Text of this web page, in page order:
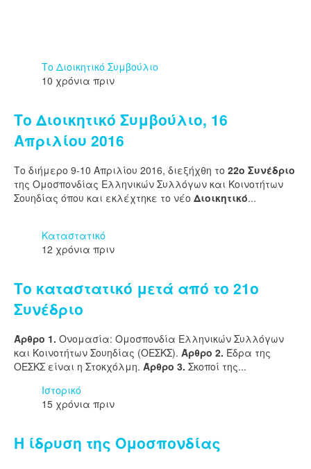
Το Διοικητικό Συμβούλιο
10 χρόνια πριν
Το Διοικητικό Συμβούλιο, 16
Απριλίου 2016
Το διήμερο 9-10 Απριλίου 2016, διεξήχθη το 22ο Συνέδριο
της Ομοσπονδίας Ελληνικών Συλλόγων και Κοινοτήτων
Σουηδίας όπου και εκλέχτηκε το νέο Διοικητικό...
Καταστατικό
12 χρόνια πριν
Το καταστατικό μετά από το 21ο
Συνέδριο
Άρθρο 1. Ονομασία: Ομοσπονδία Ελληνικών Συλλόγων
και Κοινοτήτων Σουηδίας (ΟΕΣΚΣ). Άρθρο 2. Έδρα της
ΟΕΣΚΣ είναι η Στοκχόλμη. Άρθρο 3. Σκοποί της...
Ιστορικό
15 χρόνια πριν
Η ίδρυση της Ομοσπονδίας